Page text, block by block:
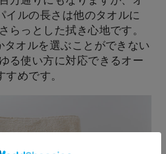
イルの長さは他のタオルに
らっとした拭き心地です。
タオルを選ぶことができない
る使い方に対応できるオー
めです。